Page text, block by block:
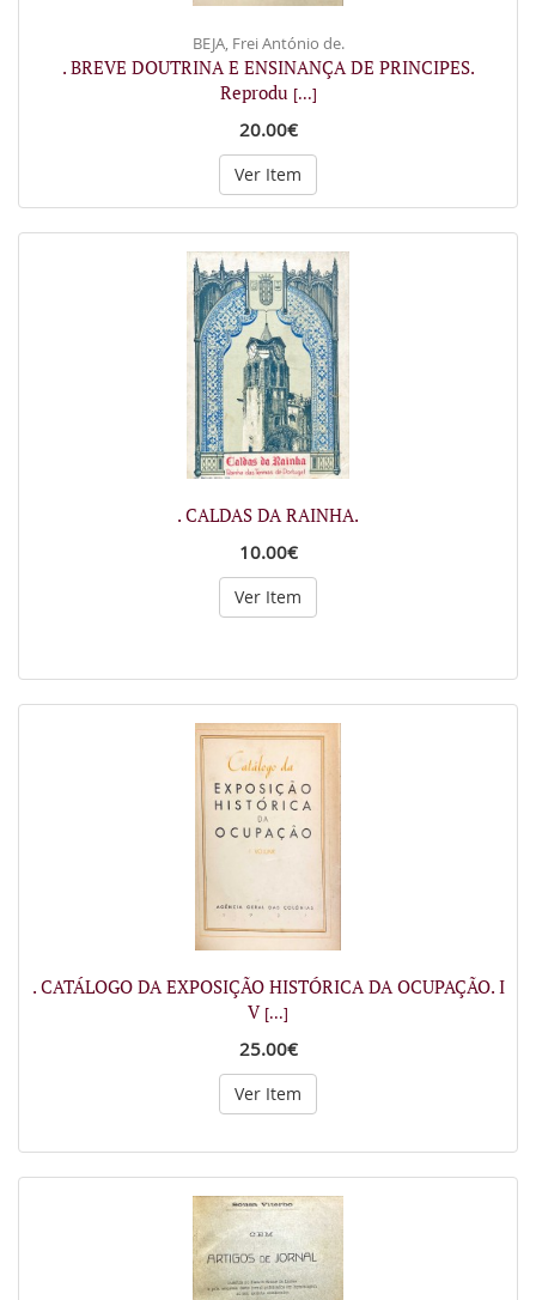
BEJA, Frei António de.
. BREVE DOUTRINA E ENSINANÇA DE PRINCIPES.
Reprodu [...]
20.00€
Ver Item
. CALDAS DA RAINHA.
10.00€
Ver Item
. CATÁLOGO DA EXPOSIÇÃO HISTÓRICA DA OCUPAÇÃO. I
V [...]
25.00€
Ver Item